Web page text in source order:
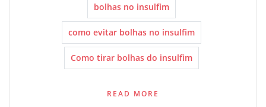
bolhas no insulfim
como evitar bolhas no insulfim
Como tirar bolhas do insulfim
READ MORE